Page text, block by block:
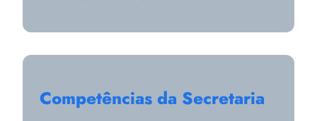
Competências da Secretaria